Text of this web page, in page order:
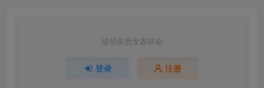
请登录后发表评论
登录 注册